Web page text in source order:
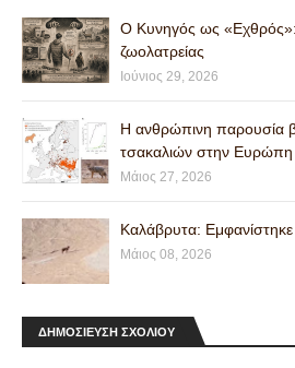
Ο Κυνηγός ως
ζωολατρείας
Ιούνιος 29, 2026
Η ανθρώπινη παρουσία
τσακαλιών στην Ευρώπη
Μάιος 27, 2026
Καλάβρυτα:
Μάιος 08, 2026
ΔΗΜΟΣΙΕΥΣΗ ΣΧΟΛΙΟΥ